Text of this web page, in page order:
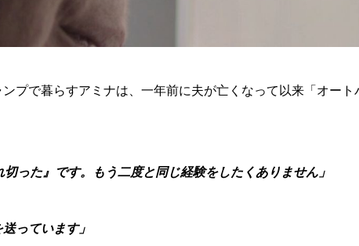
プで暮らすアミナは、一年前に夫が亡くなって以来「オート
った』です。もう二度と同じ経験をしたくありません」
っています」